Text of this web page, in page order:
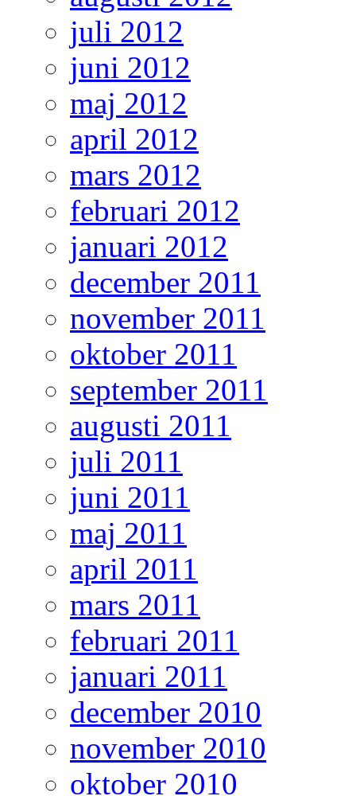
juli 2012
juni 2012
maj 2012
april 2012
mars 2012
februari 2012
januari 2012
december 2011
november 2011
oktober 2011
september 2011
augusti 2011
juli 2011
juni 2011
maj 2011
april 2011
mars 2011
februari 2011
januari 2011
december 2010
november 2010
oktober 2010